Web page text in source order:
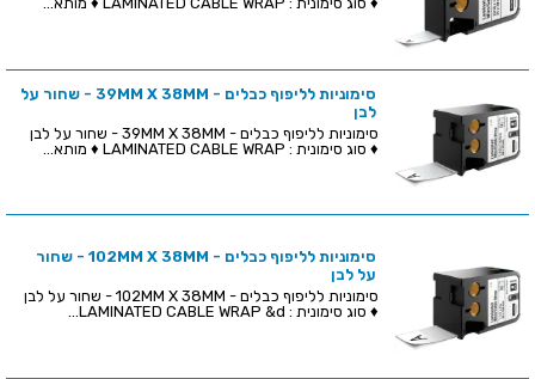
סימוניות לליפוף כבלים - 39MM X 38MM - שחור על
לבן
סימוניות לליפוף כבלים - 39MM X 38MM - שחור על לבן
♦ סוג סימונית : LAMINATED CABLE WRAP ♦ מותא...
סימוניות לליפוף כבלים - 102MM X 38MM - שחור
על לבן
סימוניות לליפוף כבלים - 102MM X 38MM - שחור על לבן
♦ סוג סימונית : LAMINATED CABLE WRAP &d...